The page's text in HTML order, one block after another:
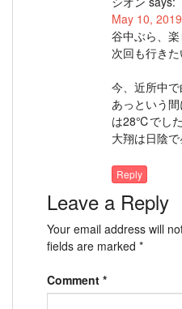
May 10,
谷中ぶら、楽
次回も行きた
今、近所中で
あっという
は28℃でした
大翔は日陰で
Reply
Leave a Reply
Your email address will
fields are marked *
Comment *